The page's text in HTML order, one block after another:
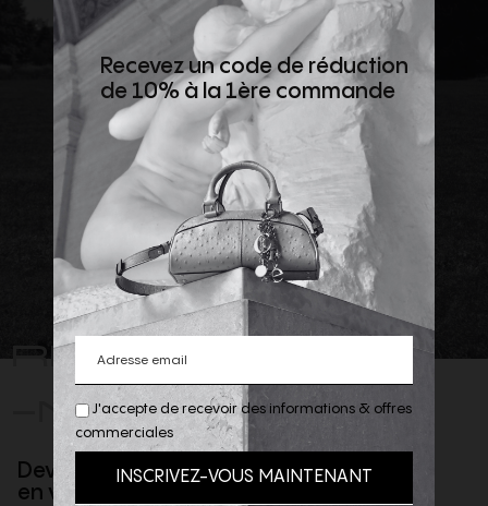
REJOIGNEZ
-NOUS
Devenez client privilège
en vous inscrivant à la newsletter
J'accepte de recevoir des informations & offres
commerciales
Recevez un code de réduction
de 10% à la 1ère commande